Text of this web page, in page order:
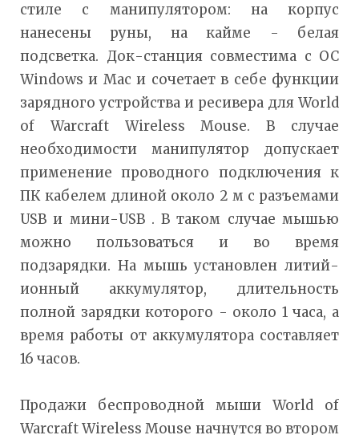
стиле с манипулятором: на корпус
нанесены руны, на кайме - белая
подсветка. Док-станция совместима с ОС
Windows и Mac и сочетает в себе функции
зарядного устройства и ресивера для World
of Warcraft Wireless Mouse. В случае
необходимости манипулятор допускает
применение проводного подключения к
ПК кабелем длиной около 2 м с разъемами
USB и мини-USB . В таком случае мышью
можно пользоваться и во время
подзарядки. На мышь установлен литий-
ионный аккумулятор, длительность
полной зарядки которого - около 1 часа, а
время работы от аккумулятора составляет
16 часов.
Продажи беспроводной мыши World of
Warcraft Wireless Mouse начнутся во втором